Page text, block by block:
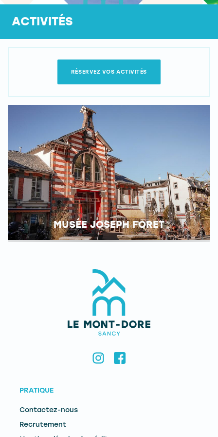
ACTIVITÉS
RÉSERVEZ VOS ACTIVITÉS
MUSÉE JOSEPH FORET
PRATIQUE
Contactez-nous
Recrutement